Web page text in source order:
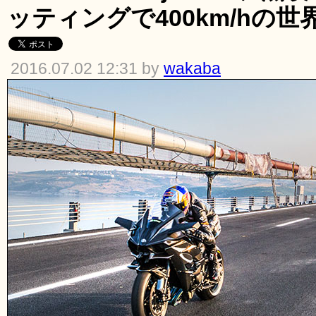
ッティングで400km/hの世
2016.07.02 12:31 by wakaba